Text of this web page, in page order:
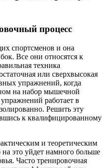
процесс
спортсменов и она
Все они относятся к
техника
или сверхвысокая
упражнений, когда
на набор мышечной
работает в
Решить эту
к квалифицированному
и теоретическим
на это уйдет намного больше
Часто тренировочная